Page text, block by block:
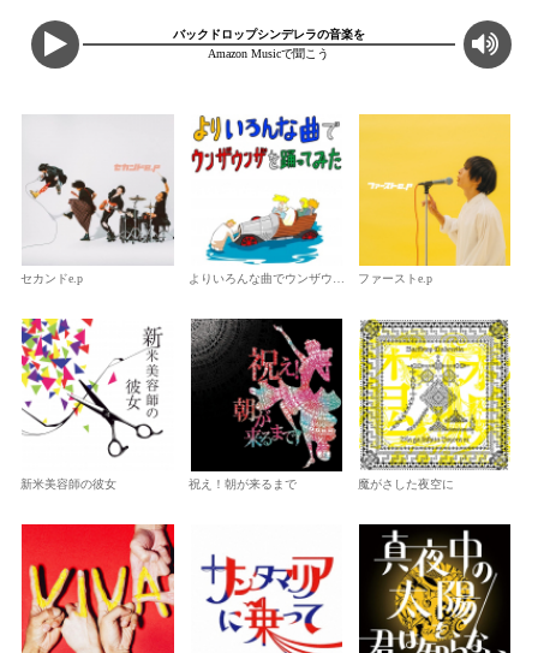
バックドロップシンデレラの音楽を
Amazon Musicで聞こう
セカンドe.p よりいろんな曲でウンザウンザを踊ってみた ファーストe.p
新米美容師の彼女 祝え！朝が来るまで 魔がさした夜空に